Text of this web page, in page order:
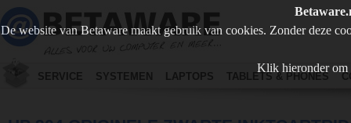
De website van Betaware maakt gebruik van cookies. Zonder deze
Klik hieronder om
SERVICE SYSTEMEN LAPTOPS TABLETS & PHONES